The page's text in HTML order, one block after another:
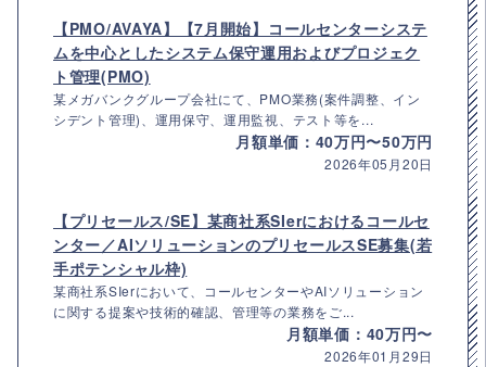
【PMO/AVAYA】【7月開始】コールセンターシステ
ムを中心としたシステム保守運用およびプロジェク
ト管理(PMO)
某メガバンクグループ会社にて、PMO業務(案件調整、イン
シデント管理)、運用保守、運用監視、テスト等を...
月額単価：40万円〜50万円
2026年05月20日
【プリセールス/SE】某商社系SIerにおけるコールセ
ンター／AIソリューションのプリセールスSE募集(若
手ポテンシャル枠)
某商社系SIerにおいて、コールセンターやAIソリューション
に関する提案や技術的確認、管理等の業務をご...
月額単価：40万円〜
2026年01月29日